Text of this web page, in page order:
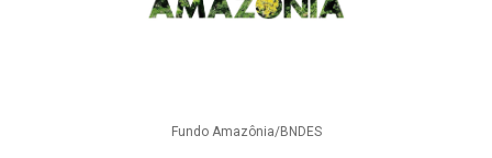
Fundo Amazônia/BNDES